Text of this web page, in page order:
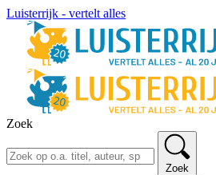
Luisterrijk - vertelt alles
Zoek
Zoek